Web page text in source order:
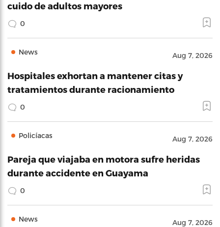
cuido de adultos mayores
0
News Aug 7, 2026
Hospitales exhortan a mantener citas y
tratamientos durante racionamiento
0
Policíacas Aug 7, 2026
Pareja que viajaba en motora sufre heridas
durante accidente en Guayama
0
News Aug 7, 2026